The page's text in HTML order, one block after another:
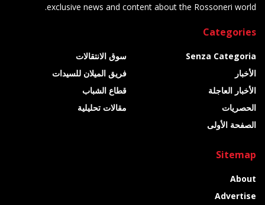
exclusive news and content about the Rossoneri world.
Categories
Senza Categoria
الأخبار
الأخبار العاجلة
الحصريات
الصفحة الأولى
سوق الانتقالات
فريق الميلان للسيدات
قطاع الشباب
مقالات تحليلية
Sitemap
About
Advertise